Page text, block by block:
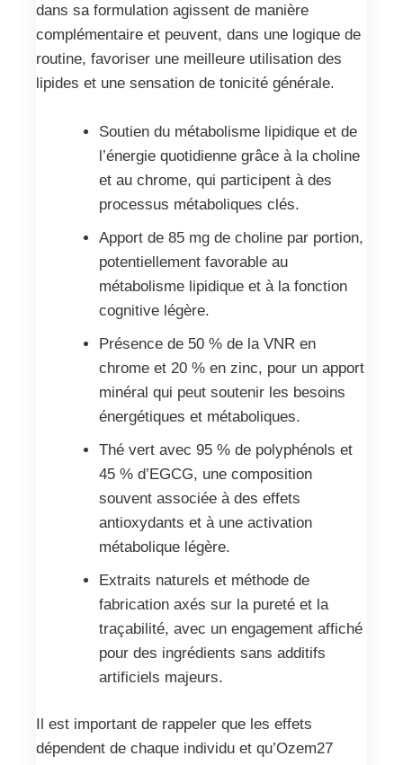
dans sa formulation agissent de manière
complémentaire et peuvent, dans une logique de
routine, favoriser une meilleure utilisation des
lipides et une sensation de tonicité générale.
Soutien du métabolisme lipidique et de
l’énergie quotidienne grâce à la choline
et au chrome, qui participent à des
processus métaboliques clés.
Apport de 85 mg de choline par portion,
potentiellement favorable au
métabolisme lipidique et à la fonction
cognitive légère.
Présence de 50 % de la VNR en
chrome et 20 % en zinc, pour un apport
minéral qui peut soutenir les besoins
énergétiques et métaboliques.
Thé vert avec 95 % de polyphénols et
45 % d’EGCG, une composition
souvent associée à des effets
antioxydants et à une activation
métabolique légère.
Extraits naturels et méthode de
fabrication axés sur la pureté et la
traçabilité, avec un engagement affiché
pour des ingrédients sans additifs
artificiels majeurs.
Il est important de rappeler que les effets
dépendent de chaque individu et qu’Ozem27